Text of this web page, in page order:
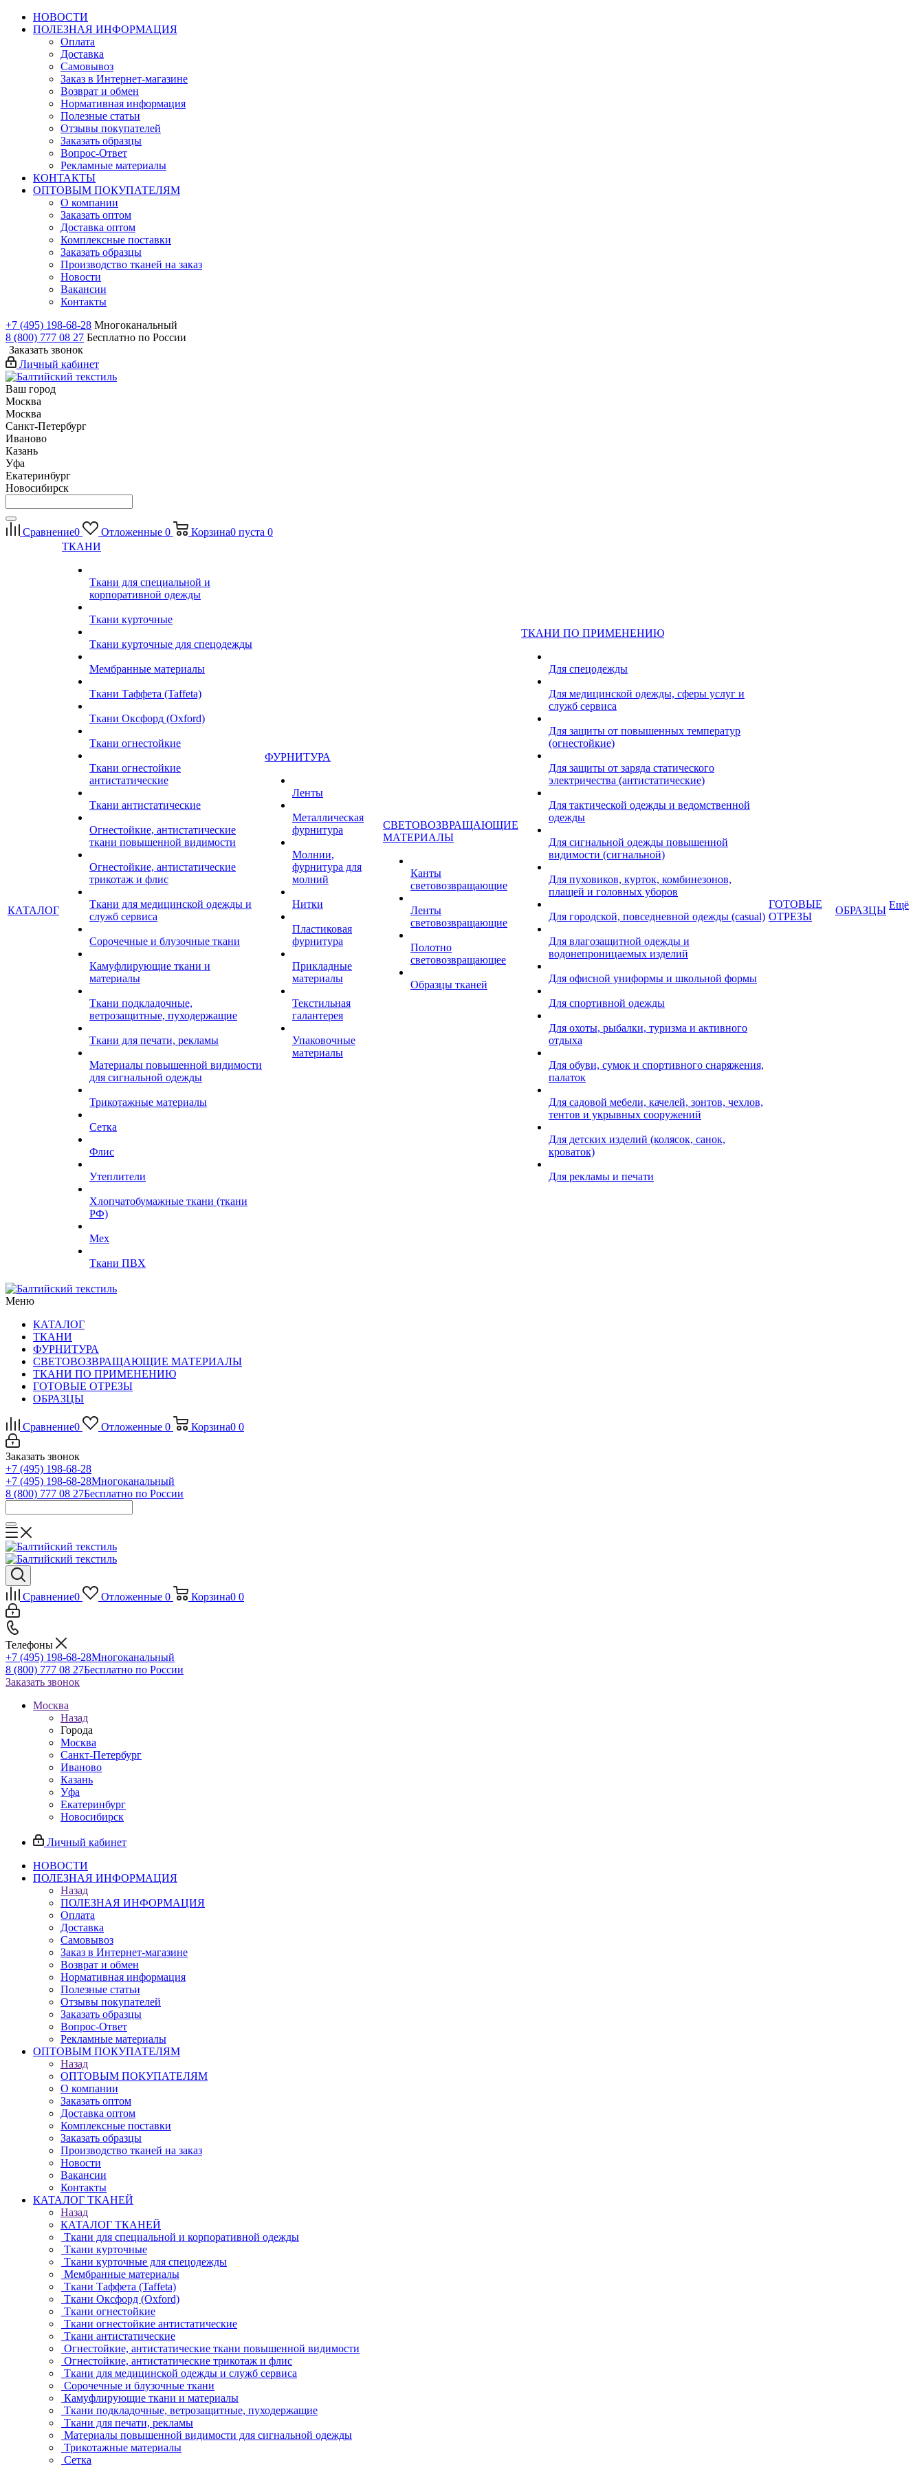
НОВОСТИ
ПОЛЕЗНАЯ ИНФОРМАЦИЯ
Оплата
Доставка
Самовывоз
Заказ в Интернет-магазине
Возврат и обмен
Нормативная информация
Полезные статьи
Отзывы покупателей
Заказать образцы
Вопрос-Ответ
Рекламные материалы
КОНТАКТЫ
ОПТОВЫМ ПОКУПАТЕЛЯМ
О компании
Заказать оптом
Доставка оптом
Комплексные поставки
Заказать образцы
Производство тканей на заказ
Новости
Вакансии
Контакты
+7 (495) 198-68-28 Многоканальный
8 (800) 777 08 27 Бесплатно по России
Заказать звонок
Личный кабинет
Ваш город
Москва
Москва
Санкт-Петербург
Иваново
Казань
Уфа
Екатеринбург
Новосибирск
Сравнение0 Отложенные 0 Корзина0 пуста 0
КАТАЛОГ
ТКАНИ
Ткани для специальной и
корпоративной одежды
Ткани курточные
Ткани курточные для спецодежды
Мембранные материалы
Ткани Таффета (Taffeta)
Ткани Оксфорд (Oxford)
Ткани огнестойкие
Ткани огнестойкие
антистатические
Ткани антистатические
Огнестойкие, антистатические
ткани повышенной видимости
Огнестойкие, антистатические
трикотаж и флис
Ткани для медицинской одежды и
служб сервиса
Сорочечные и блузочные ткани
Камуфлирующие ткани и
материалы
Ткани подкладочные,
ветрозащитные, пуходержащие
Ткани для печати, рекламы
Материалы повышенной видимости
для сигнальной одежды
Трикотажные материалы
Сетка
Флис
Утеплители
Хлопчатобумажные ткани (ткани
РФ)
Мех
Ткани ПВХ
ФУРНИТУРА
Ленты
Металлическая
фурнитура
Молнии,
фурнитура для
молний
Нитки
Пластиковая
фурнитура
Прикладные
материалы
Текстильная
галантерея
Упаковочные
материалы
СВЕТОВОЗВРАЩАЮЩИЕ
МАТЕРИАЛЫ
Канты
световозвращающие
Ленты
световозвращающие
Полотно
световозвращающее
Образцы тканей
ТКАНИ ПО ПРИМЕНЕНИЮ
Для спецодежды
Для медицинской одежды, сферы услуг и
служб сервиса
Для защиты от повышенных температур
(огнестойкие)
Для защиты от заряда статического
электричества (антистатические)
Для тактической одежды и ведомственной
одежды
Для сигнальной одежды повышенной
видимости (сигнальной)
Для пуховиков, курток, комбинезонов,
плащей и головных уборов
Для городской, повседневной одежды (casual)
Для влагозащитной одежды и
водонепроницаемых изделий
Для офисной униформы и школьной формы
Для спортивной одежды
Для охоты, рыбалки, туризма и активного
отдыха
Для обуви, сумок и спортивного снаряжения,
палаток
Для садовой мебели, качелей, зонтов, чехлов,
тентов и укрывных сооружений
Для детских изделий (колясок, санок,
кроваток)
Для рекламы и печати
ГОТОВЫЕ
ОТРЕЗЫ
ОБРАЗЦЫ Ещё
Меню
КАТАЛОГ
ТКАНИ
ФУРНИТУРА
СВЕТОВОЗВРАЩАЮЩИЕ МАТЕРИАЛЫ
ТКАНИ ПО ПРИМЕНЕНИЮ
ГОТОВЫЕ ОТРЕЗЫ
ОБРАЗЦЫ
Сравнение0 Отложенные 0 Корзина0 0
Заказать звонок
+7 (495) 198-68-28
+7 (495) 198-68-28Многоканальный
8 (800) 777 08 27Бесплатно по России
Сравнение0 Отложенные 0 Корзина0 0
Телефоны
+7 (495) 198-68-28Многоканальный
8 (800) 777 08 27Бесплатно по России
Заказать звонок
Москва
Назад
Города
Москва
Санкт-Петербург
Иваново
Казань
Уфа
Екатеринбург
Новосибирск
Личный кабинет
НОВОСТИ
ПОЛЕЗНАЯ ИНФОРМАЦИЯ
Назад
ПОЛЕЗНАЯ ИНФОРМАЦИЯ
Оплата
Доставка
Самовывоз
Заказ в Интернет-магазине
Возврат и обмен
Нормативная информация
Полезные статьи
Отзывы покупателей
Заказать образцы
Вопрос-Ответ
Рекламные материалы
ОПТОВЫМ ПОКУПАТЕЛЯМ
Назад
ОПТОВЫМ ПОКУПАТЕЛЯМ
О компании
Заказать оптом
Доставка оптом
Комплексные поставки
Заказать образцы
Производство тканей на заказ
Новости
Вакансии
Контакты
КАТАЛОГ ТКАНЕЙ
Назад
КАТАЛОГ ТКАНЕЙ
Ткани для специальной и корпоративной одежды
Ткани курточные
Ткани курточные для спецодежды
Мембранные материалы
Ткани Таффета (Taffeta)
Ткани Оксфорд (Oxford)
Ткани огнестойкие
Ткани огнестойкие антистатические
Ткани антистатические
Огнестойкие, антистатические ткани повышенной видимости
Огнестойкие, антистатические трикотаж и флис
Ткани для медицинской одежды и служб сервиса
Сорочечные и блузочные ткани
Камуфлирующие ткани и материалы
Ткани подкладочные, ветрозащитные, пуходержащие
Ткани для печати, рекламы
Материалы повышенной видимости для сигнальной одежды
Трикотажные материалы
Сетка